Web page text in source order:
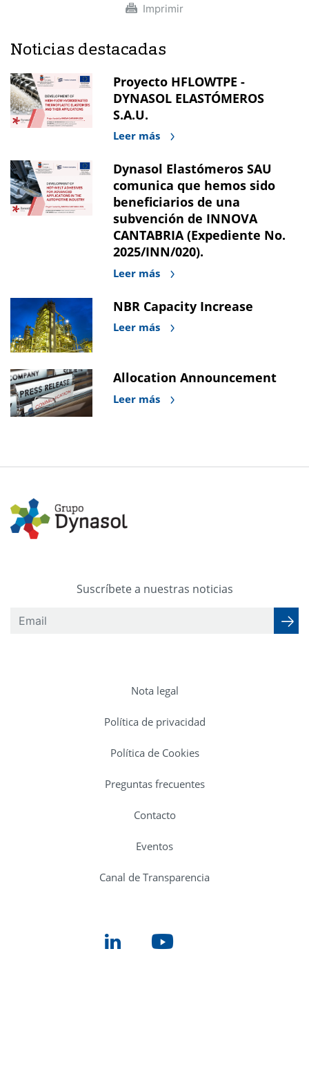
Imprimir
Noticias destacadas
Proyecto HFLOWTPE -
DYNASOL ELASTÓMEROS
S.A.U.
Leer más
Dynasol Elastómeros SAU
comunica que hemos sido
beneficiarios de una
subvención de INNOVA
CANTABRIA (Expediente No.
2025/INN/020).
Leer más
NBR Capacity Increase
Leer más
Allocation Announcement
Leer más
Suscríbete a nuestras noticias
Nota legal
Política de privacidad
Política de Cookies
Preguntas frecuentes
Contacto
Eventos
Canal de Transparencia